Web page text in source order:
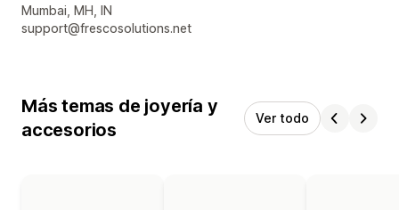
Detalles de contacto del diseñador
Mumbai, MH, IN
support@frescosolutions.net
Más temas de joyería y
accesorios
Ver todo